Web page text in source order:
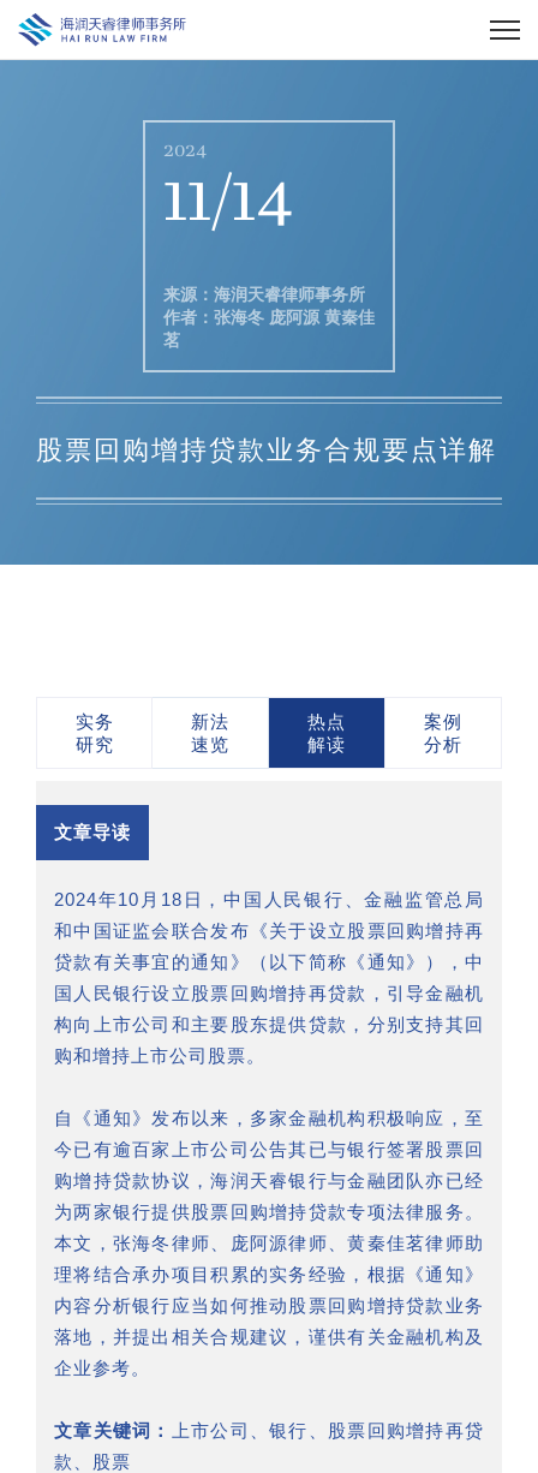
2024
11/14
来源：海润天睿律师事务所
作者：张海冬 庞阿源 黄秦佳
茗
股票回购增持贷款业务合规要点详解
实务
研究
新法
速览
热点
解读
案例
分析
文章导读
2024年10月18日，中国人民银行、金融监管总局
和中国证监会联合发布《关于设立股票回购增持再
贷款有关事宜的通知》（以下简称《通知》），中
国人民银行设立股票回购增持再贷款，引导金融机
构向上市公司和主要股东提供贷款，分别支持其回
购和增持上市公司股票。
自《通知》发布以来，多家金融机构积极响应，至
今已有逾百家上市公司公告其已与银行签署股票回
购增持贷款协议，海润天睿银行与金融团队亦已经
为两家银行提供股票回购增持贷款专项法律服务。
本文，张海冬律师、庞阿源律师、黄秦佳茗律师助
理将结合承办项目积累的实务经验，根据《通知》
内容分析银行应当如何推动股票回购增持贷款业务
落地，并提出相关合规建议，谨供有关金融机构及
企业参考。
文章关键词：
上市公司、银行、股票回购增持再贷
款、股票